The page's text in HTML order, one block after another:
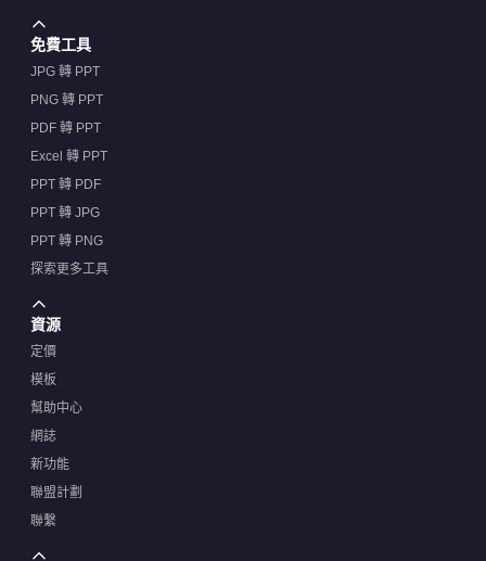
免費工具
JPG 轉 PPT
PNG 轉 PPT
PDF 轉 PPT
Excel 轉 PPT
PPT 轉 PDF
PPT 轉 JPG
PPT 轉 PNG
探索更多工具
資源
定價
模板
幫助中心
網誌
新功能
聯盟計劃
聯繫